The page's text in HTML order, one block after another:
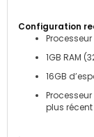
1GB RAM
16GB
plus récent